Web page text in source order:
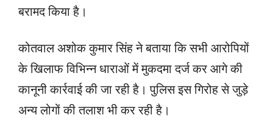
बरामद किया है।
कोतवाल अशोक कुमार सिंह ने बताया कि सभी आरोपियों
के खिलाफ विभिन्न धाराओं में मुकदमा दर्ज कर आगे की
कानूनी कार्रवाई की जा रही है। पुलिस इस गिरोह से जुड़े
अन्य लोगों की तलाश भी कर रही है।